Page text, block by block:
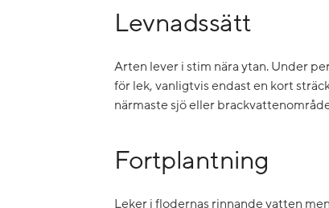
Levnadssätt
Arten lever i stim nära ytan. Under
för lek, vanligtvis endast en kort
närmaste sjö eller
Fortplantning
Leker i flodernas rinnande vatten